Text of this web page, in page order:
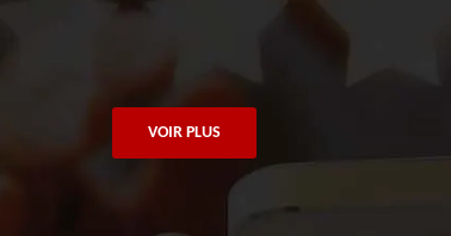
VOIR PLUS